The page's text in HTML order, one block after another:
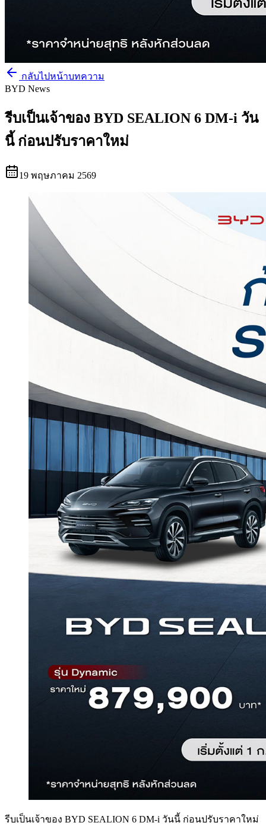
กลับไปหน้าบทความ
BYD News
รีบเป็นเจ้าของ BYD SEALION 6 DM-i วัน
นี้ ก่อนปรับราคาใหม่
19 พฤษภาคม 2569
รีบเป็นเจ้าของ BYD SEALION 6 DM-i วันนี้ ก่อนปรับราคาใหม่